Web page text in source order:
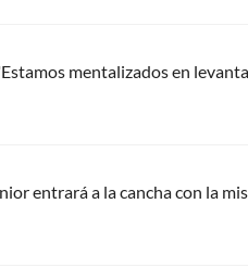
mentalizados en
entrará a la cancha con la